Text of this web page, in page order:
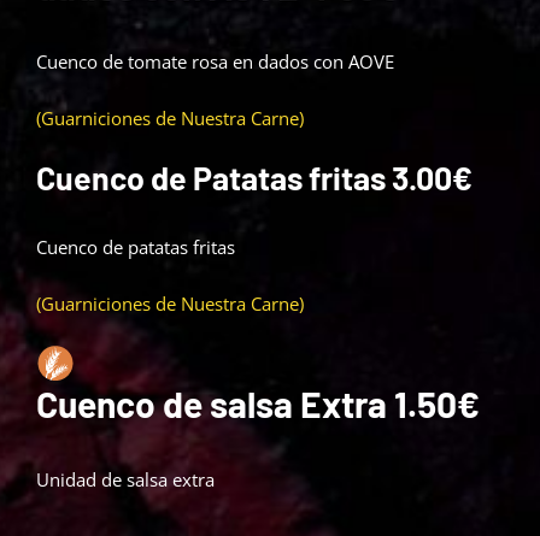
Cuenco de tomate rosa en dados con AOVE
(Guarniciones de Nuestra Carne)
Cuenco de Patatas fritas3.00€
Cuenco de patatas fritas
(Guarniciones de Nuestra Carne)
Cuenco de salsa Extra 1.50€
Unidad de salsa extra